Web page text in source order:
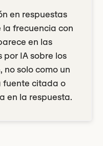
en respuestas
la frecuencia con
en las
IA sobre los
solo como un
fuente citada o
en la respuesta.